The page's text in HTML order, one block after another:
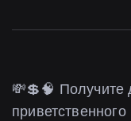
💸💲🧠 Получите